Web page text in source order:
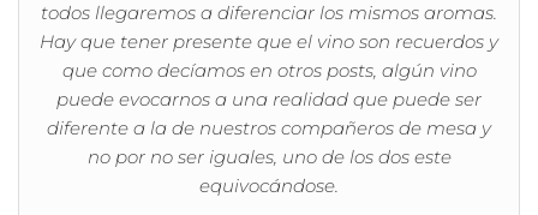
todos llegaremos a diferenciar los mismos aromas.
Hay que tener presente que el vino son recuerdos y
que como decíamos en otros posts, algún vino
puede evocarnos a una realidad que puede ser
diferente a la de nuestros compañeros de mesa y
no por no ser iguales, uno de los dos este
equivocándose.